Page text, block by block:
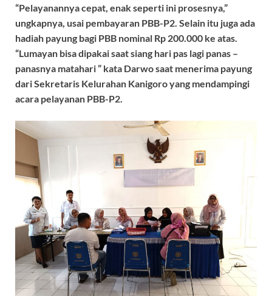
“Pelayanannya cepat, enak seperti ini prosesnya,”
ungkapnya, usai pembayaran PBB-P2. Selain itu juga ada
hadiah payung bagi PBB nominal Rp 200.000 ke atas.
“Lumayan bisa dipakai saat siang hari pas lagi panas –
panasnya matahari ” kata Darwo saat menerima payung
dari Sekretaris Kelurahan Kanigoro yang mendampingi
acara pelayanan PBB-P2.